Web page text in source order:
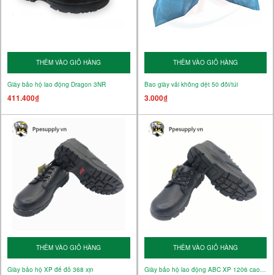
THÊM VÀO GIỎ HÀNG
Giày bảo hộ lao động Dragon 3NR
411.400₫
THÊM VÀO GIỎ HÀNG
Bao giày vải không dệt 50 đôi/túi
3.000₫
THÊM VÀO GIỎ HÀNG
Giày bảo hộ XP đế đỏ 368 xịn
THÊM VÀO GIỎ HÀNG
Giày bảo hộ lao động ABC XP 1206 cao cấp